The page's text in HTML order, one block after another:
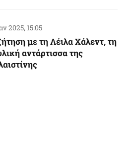
2025, 15:05
με τη Λέιλα Χάλεντ, τη
αντάρτισσα της